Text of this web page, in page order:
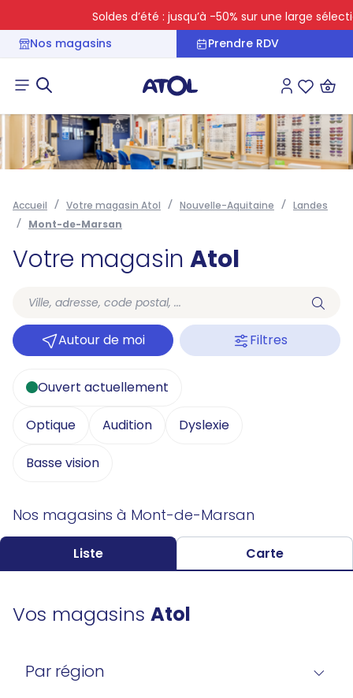
Soldes d’été : jusqu’à -50% sur une large sélection
Nos magasins
Prendre RDV
Connexion
Accueil Votre magasin Atol Nouvelle-Aquitaine
Landes
Mont-de-Marsan
Votre magasin Atol
Autour de moi Filtres
Ouvert actuellement
Optique Audition Dyslexie
Basse vision
Nos magasins à Mont-de-Marsan
Liste Carte
Vos magasins Atol
Par région